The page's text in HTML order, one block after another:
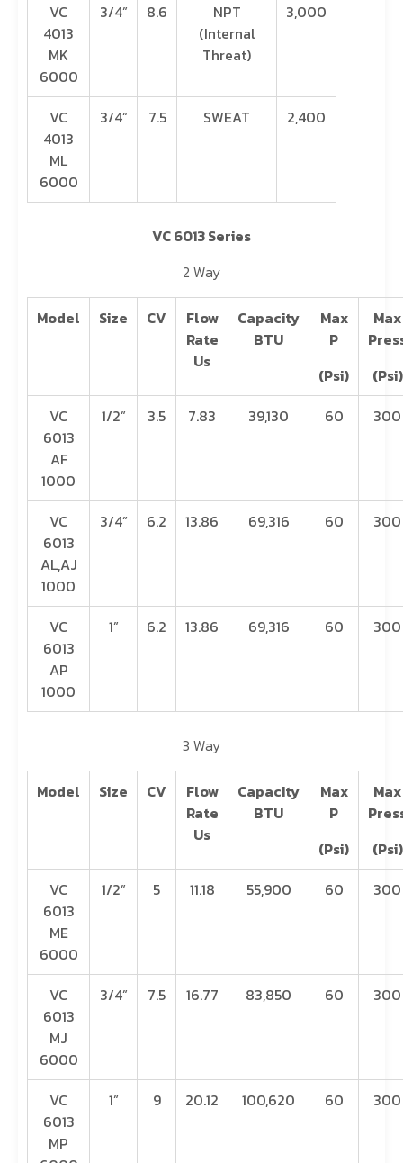
VC
4013
MK
6000
3/4” 8.6
NPT
(Internal
Threat)
3,000
VC
4013
ML
6000
3/4” 7.5 SWEAT 2,400
VC 6013 Series
2 Way
Model Size CV
Flow
Rate
Us
Capacity
BTU
Max
P
(Psi)
Max
(Psi)
VC
6013
AF
1000
1/2” 3.5 7.83 39,130 60 300
VC
6013
AL,AJ
1000
3/4” 6.2 13.86 69,316 60 300
VC
6013
AP
1000
1” 6.2 13.86 69,316 60 300
3 Way
Model Size CV
Flow
Rate
Us
Capacity
BTU
Max
P
(Psi)
Max
(Psi)
VC
6013
ME
6000
1/2” 5 11.18 55,900 60 300
VC
6013
MJ
6000
3/4” 7.5 16.77 83,850 60 300
VC
6013
MP
1” 9 20.12 100,620 60 300